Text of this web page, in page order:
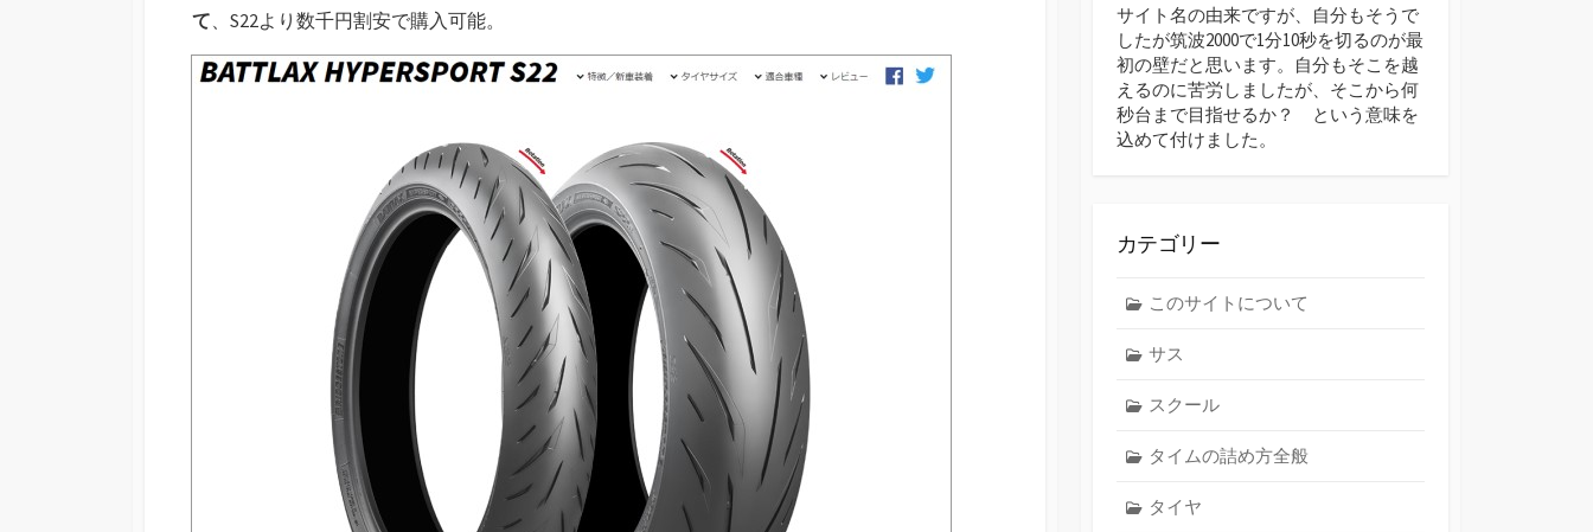
て 、S22より数千円割安で購入可能。
サイト名の由来ですが、自分もそうで
したが筑波2000で1分10秒を切るのが最
初の壁だと思います。自分もそこを越
えるのに苦労しましたが、そこから何
秒台まで目指せるか？ という意味を
込めて付けました。
カテゴリー
このサイトについて
サス
スクール
タイムの詰め方全般
タイヤ